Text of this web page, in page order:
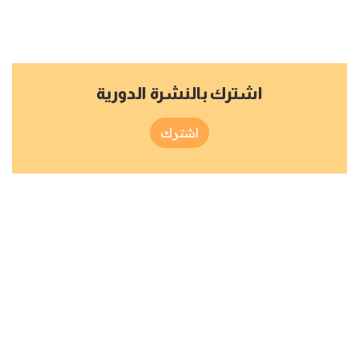
اشترك بالنشرة الدورية
اشترك